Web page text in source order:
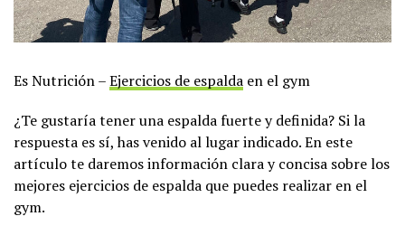
Es Nutrición –Ejercicios de espalda en el gym
¿Te gustaría tener una espalda fuerte y definida? Si la
respuesta es sí, has venido al lugar indicado. En este
artículo te daremos información clara y concisa sobre los
mejores ejercicios de espalda que puedes realizar en el
gym.